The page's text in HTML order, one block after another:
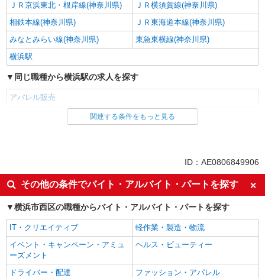
ＪＲ京浜東北・根岸線(神奈川県)
ＪＲ横須賀線(神奈川県)
相鉄本線(神奈川県)
ＪＲ東海道本線(神奈川県)
みなとみらい線(神奈川県)
東急東横線(神奈川県)
横浜駅
同じ職種から横浜駅の求人を探す
アパレル販売
同じ雇用形態から横浜駅の求人を探す
高収入・高額
週払い
週2～3日勤務OK
副業・WワークOK
交通費支給
同じ職種から求人を探す
アパレル販売
関連する条件をもっと見る
ID：AE0806849906
その他の条件でバイト・アルバイト・パートを探す
横浜市西区の職種からバイト・アルバイト・パートを探す
IT・クリエイティブ
軽作業・製造・物流
イベント・キャンペーン・アミュ
ーズメント
ヘルス・ビューティー
ドライバー・配達 ファッション・アパレル